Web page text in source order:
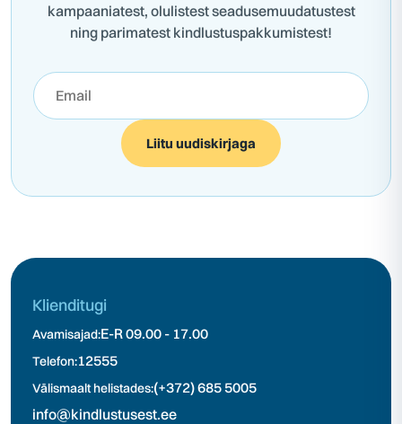
kampaaniatest, olulistest seadusemuudatustest
ning parimatest kindlustuspakkumistest!
Liitu uudiskirjaga
Klienditugi
Avamisajad:E-R 09.00 - 17.00
Telefon:12555
Välismaalt helistades:(+372) 685 5005
info@kindlustusest.ee